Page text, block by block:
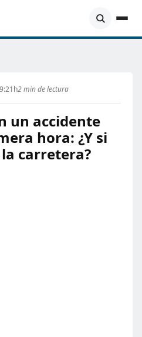
2 min de lectura
un accidente
hora: ¿Y si
carretera?